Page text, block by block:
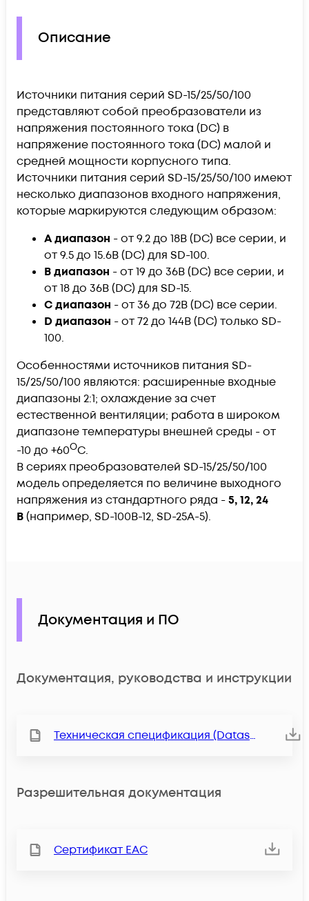
Описание
Источники питания серий SD-15/25/50/100
представляют собой преобразователи из
напряжения постоянного тока (DC) в
напряжение постоянного тока (DC) малой и
средней мощности корпусного типа.
Источники питания серий SD-15/25/50/100 имеют
несколько диапазонов входного напряжения,
которые маркируются следующим образом:
A диапазон - от 9.2 до 18В (DC) все серии, и
от 9.5 до 15.6В (DC) для SD-100.
B диапазон - от 19 до 36В (DC) все серии, и
от 18 до 36В (DC) для SD-15.
C диапазон - от 36 до 72В (DC) все серии.
D диапазон - от 72 до 144В (DC) только SD-
100.
Особенностями источников питания SD-
15/25/50/100 являются: расширенные входные
диапазоны 2:1; охлаждение за счет
естественной вентиляции; работа в широком
диапазоне температуры внешней среды - от
-10 до +60ОС.
В сериях преобразователей SD-15/25/50/100
модель определяется по величине выходного
напряжения из стандартного ряда -5, 12, 24
В(например, SD-100B-12, SD-25A-5).
Документация и ПО
Документация, руководства и инструкции
Техническая спецификация (Datasheet)
Разрешительная документация
Сертификат ЕАС